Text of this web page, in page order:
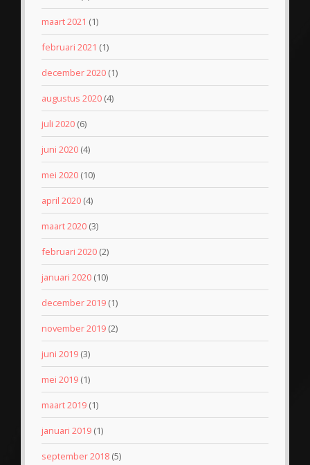
maart 2021 (1)
februari 2021 (1)
december 2020 (1)
augustus 2020 (4)
juli 2020 (6)
juni 2020 (4)
mei 2020 (10)
april 2020 (4)
maart 2020 (3)
februari 2020 (2)
januari 2020 (10)
december 2019 (1)
november 2019 (2)
juni 2019 (3)
mei 2019 (1)
maart 2019 (1)
januari 2019 (1)
september 2018 (5)